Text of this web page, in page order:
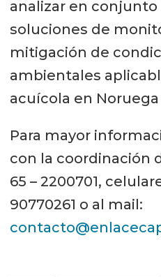
analizar en
soluciones de
mitigación de
ambientales
acuícola en Noruega
Para mayor
con la coordinación
65 – 2200701,
90770261 o al mail: